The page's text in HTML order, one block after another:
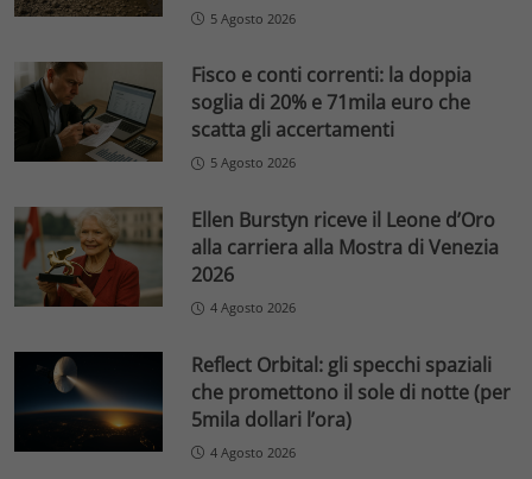
5 Agosto 2026
Fisco e conti correnti: la doppia
soglia di 20% e 71mila euro che
scatta gli accertamenti
5 Agosto 2026
Ellen Burstyn riceve il Leone d’Oro
alla carriera alla Mostra di Venezia
2026
4 Agosto 2026
Reflect Orbital: gli specchi spaziali
che promettono il sole di notte (per
5mila dollari l’ora)
4 Agosto 2026